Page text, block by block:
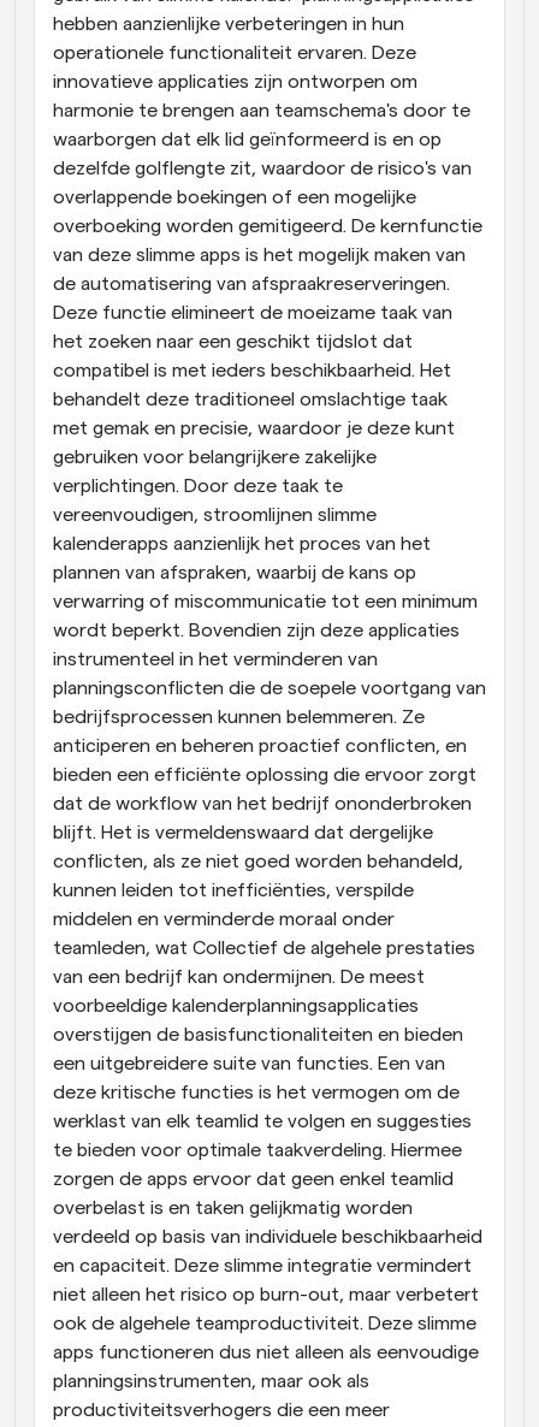
hebben aanzienlijke verbeteringen in hun
operationele functionaliteit ervaren. Deze
innovatieve applicaties zijn ontworpen om
harmonie te brengen aan teamschema's door te
waarborgen dat elk lid geïnformeerd is en op
dezelfde golflengte zit, waardoor de risico's van
overlappende boekingen of een mogelijke
overboeking worden gemitigeerd. De kernfunctie
van deze slimme apps is het mogelijk maken van
de automatisering van afspraakreserveringen.
Deze functie elimineert de moeizame taak van
het zoeken naar een geschikt tijdslot dat
compatibel is met ieders beschikbaarheid. Het
behandelt deze traditioneel omslachtige taak
met gemak en precisie, waardoor je deze kunt
gebruiken voor belangrijkere zakelijke
verplichtingen. Door deze taak te
vereenvoudigen, stroomlijnen slimme
kalenderapps aanzienlijk het proces van het
plannen van afspraken, waarbij de kans op
verwarring of miscommunicatie tot een minimum
wordt beperkt. Bovendien zijn deze applicaties
instrumenteel in het verminderen van
planningsconflicten die de soepele voortgang van
bedrijfsprocessen kunnen belemmeren. Ze
anticiperen en beheren proactief conflicten, en
bieden een efficiënte oplossing die ervoor zorgt
dat de workflow van het bedrijf ononderbroken
blijft. Het is vermeldenswaard dat dergelijke
conflicten, als ze niet goed worden behandeld,
kunnen leiden tot inefficiënties, verspilde
middelen en verminderde moraal onder
teamleden, wat Collectief de algehele prestaties
van een bedrijf kan ondermijnen. De meest
voorbeeldige kalenderplanningsapplicaties
overstijgen de basisfunctionaliteiten en bieden
een uitgebreidere suite van functies. Een van
deze kritische functies is het vermogen om de
werklast van elk teamlid te volgen en suggesties
te bieden voor optimale taakverdeling. Hiermee
zorgen de apps ervoor dat geen enkel teamlid
overbelast is en taken gelijkmatig worden
verdeeld op basis van individuele beschikbaarheid
en capaciteit. Deze slimme integratie vermindert
niet alleen het risico op burn-out, maar verbetert
ook de algehele teamproductiviteit. Deze slimme
apps functioneren dus niet alleen als eenvoudige
planningsinstrumenten, maar ook als
productiviteitsverhogers die een meer